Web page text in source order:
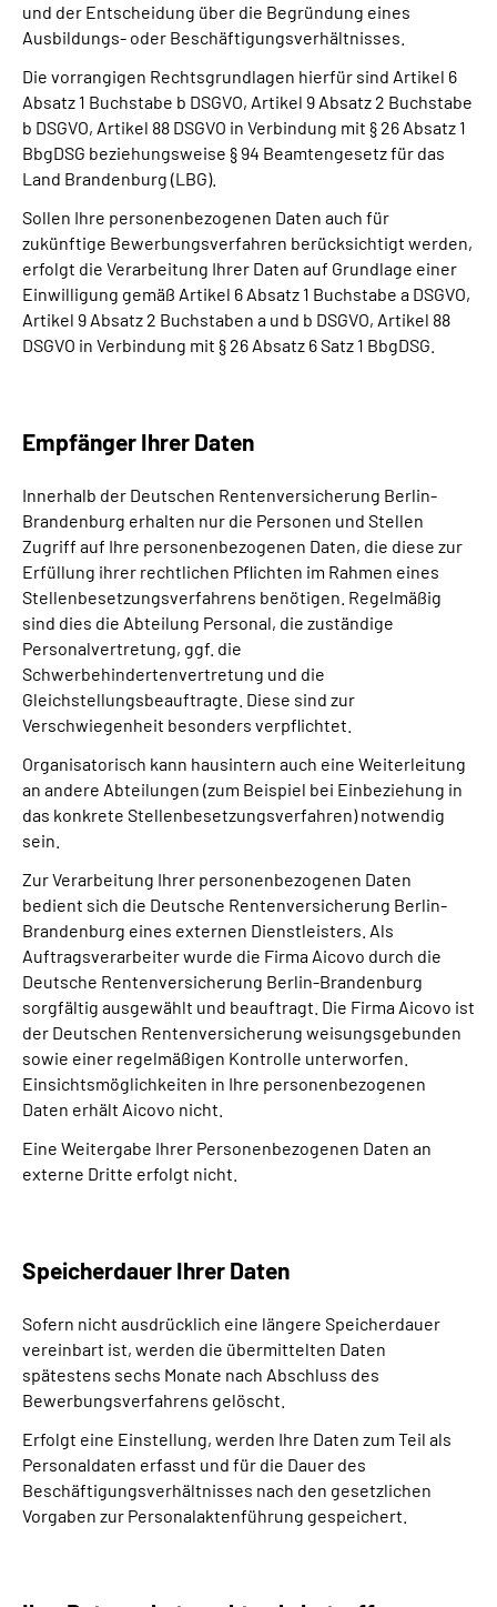
und der Entscheidung über die Begründung eines
Ausbildungs- oder Beschäftigungsverhältnisses.
Die vorrangigen Rechtsgrundlagen hierfür sind Artikel 6
Absatz 1 Buchstabe b DSGVO, Artikel 9 Absatz 2 Buchstabe
b DSGVO, Artikel 88 DSGVO in Verbindung mit § 26 Absatz 1
BbgDSG beziehungsweise § 94 Beamtengesetz für das
Land Brandenburg (LBG).
Sollen Ihre personenbezogenen Daten auch für
zukünftige Bewerbungsverfahren berücksichtigt werden,
erfolgt die Verarbeitung Ihrer Daten auf Grundlage einer
Einwilligung gemäß Artikel 6 Absatz 1 Buchstabe a DSGVO,
Artikel 9 Absatz 2 Buchstaben a und b DSGVO, Artikel 88
DSGVO in Verbindung mit § 26 Absatz 6 Satz 1 BbgDSG.
Empfänger Ihrer Daten
Innerhalb der Deutschen Rentenversicherung Berlin-
Brandenburg erhalten nur die Personen und Stellen
Zugriff auf Ihre personenbezogenen Daten, die diese zur
Erfüllung ihrer rechtlichen Pflichten im Rahmen eines
Stellenbesetzungsverfahrens benötigen. Regelmäßig
sind dies die Abteilung Personal, die zuständige
Personalvertretung, ggf. die
Schwerbehindertenvertretung und die
Gleichstellungsbeauftragte. Diese sind zur
Verschwiegenheit besonders verpflichtet.
Organisatorisch kann hausintern auch eine Weiterleitung
an andere Abteilungen (zum Beispiel bei Einbeziehung in
das konkrete Stellenbesetzungsverfahren) notwendig
sein.
Zur Verarbeitung Ihrer personenbezogenen Daten
bedient sich die Deutsche Rentenversicherung Berlin-
Brandenburg eines externen Dienstleisters. Als
Auftragsverarbeiter wurde die Firma Aicovo durch die
Deutsche Rentenversicherung Berlin-Brandenburg
sorgfältig ausgewählt und beauftragt. Die Firma Aicovo ist
der Deutschen Rentenversicherung weisungsgebunden
sowie einer regelmäßigen Kontrolle unterworfen.
Einsichtsmöglichkeiten in Ihre personenbezogenen
Daten erhält Aicovo nicht.
Eine Weitergabe Ihrer Personenbezogenen Daten an
externe Dritte erfolgt nicht.
Speicherdauer Ihrer Daten
Sofern nicht ausdrücklich eine längere Speicherdauer
vereinbart ist, werden die übermittelten Daten
spätestens sechs Monate nach Abschluss des
Bewerbungsverfahrens gelöscht.
Erfolgt eine Einstellung, werden Ihre Daten zum Teil als
Personaldaten erfasst und für die Dauer des
Beschäftigungsverhältnisses nach den gesetzlichen
Vorgaben zur Personalaktenführung gespeichert.